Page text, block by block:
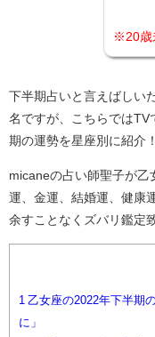
※20歳
下半期占いと言えばしい
名ですが、こちらではTV
期の運勢を星座別に紹介！
micaneの占い師聖子が
運、金運、結婚運、健康
余すことなくズバリ鑑定
1 乙女座の2022年下半期
に」